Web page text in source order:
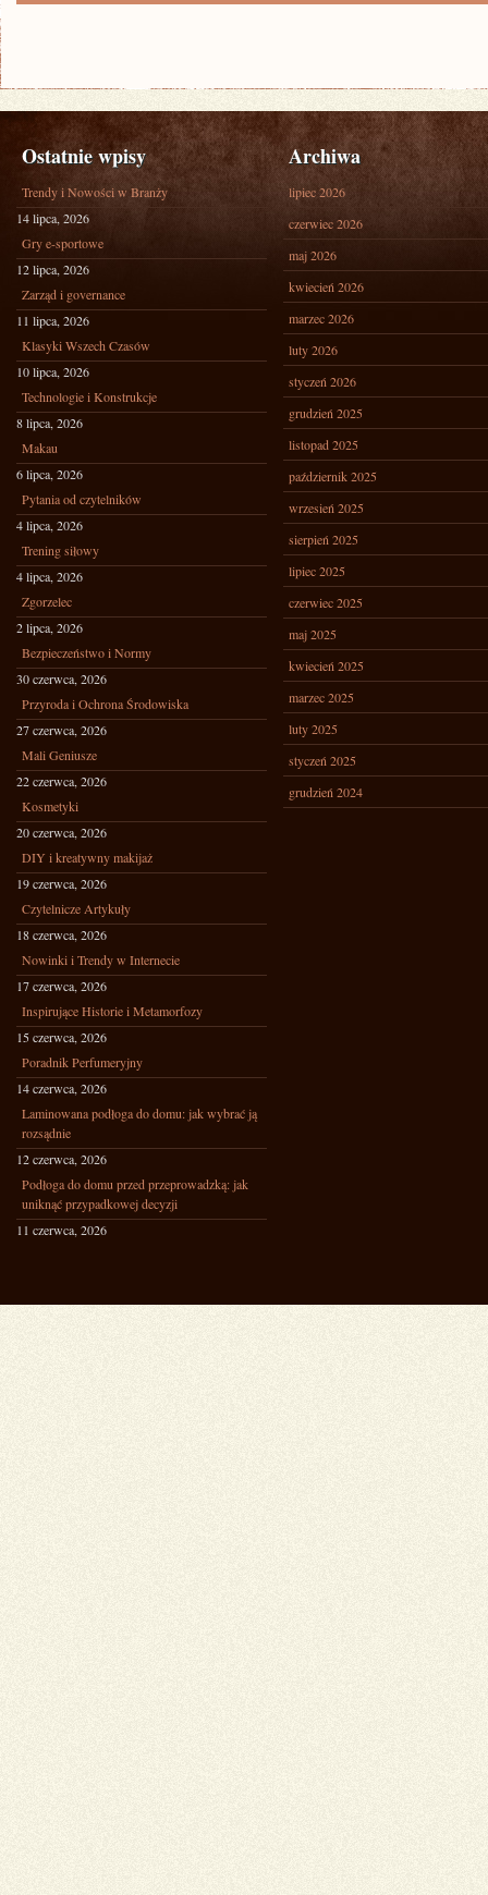
Ostatnie wpisy
Trendy i Nowości w Branży
14 lipca, 2026
Gry e-sportowe
12 lipca, 2026
Zarząd i governance
11 lipca, 2026
Klasyki Wszech Czasów
10 lipca, 2026
Technologie i Konstrukcje
8 lipca, 2026
Makau
6 lipca, 2026
Pytania od czytelników
4 lipca, 2026
Trening siłowy
4 lipca, 2026
Zgorzelec
2 lipca, 2026
Bezpieczeństwo i Normy
30 czerwca, 2026
Przyroda i Ochrona Środowiska
27 czerwca, 2026
Mali Geniusze
22 czerwca, 2026
Kosmetyki
20 czerwca, 2026
DIY i kreatywny makijaż
19 czerwca, 2026
Czytelnicze Artykuły
18 czerwca, 2026
Nowinki i Trendy w Internecie
17 czerwca, 2026
Inspirujące Historie i Metamorfozy
15 czerwca, 2026
Poradnik Perfumeryjny
14 czerwca, 2026
Laminowana podłoga do domu: jak wybrać ją
rozsądnie
12 czerwca, 2026
Podłoga do domu przed przeprowadzką: jak
uniknąć przypadkowej decyzji
11 czerwca, 2026
Archiwa
lipiec 2026
czerwiec 2026
maj 2026
kwiecień 2026
marzec 2026
luty 2026
styczeń 2026
grudzień 2025
listopad 2025
październik 2025
wrzesień 2025
sierpień 2025
lipiec 2025
czerwiec 2025
maj 2025
kwiecień 2025
marzec 2025
luty 2025
styczeń 2025
grudzień 2024